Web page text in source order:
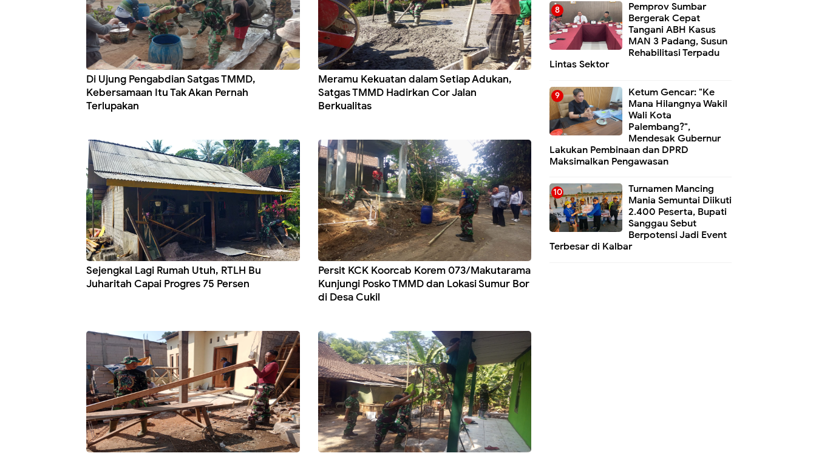
Di Ujung Pengabdian Satgas TMMD,
Kebersamaan Itu Tak Akan Pernah
Terlupakan
Meramu Kekuatan dalam Setiap Adukan,
Satgas TMMD Hadirkan Cor Jalan
Berkualitas
Sejengkal Lagi Rumah Utuh, RTLH Bu
Juharitah Capai Progres 75 Persen
Persit KCK Koorcab Korem 073/Makutarama
Kunjungi Posko TMMD dan Lokasi Sumur Bor
di Desa Cukil
Pemprov Sumbar
Bergerak Cepat
Tangani ABH Kasus
MAN 3 Padang, Susun
Rehabilitasi Terpadu
Lintas Sektor
Ketum Gencar: "Ke
Mana Hilangnya Wakil
Wali Kota
Palembang?",
Mendesak Gubernur
Lakukan Pembinaan dan DPRD
Maksimalkan Pengawasan
Turnamen Mancing
Mania Semuntai Diikuti
2.400 Peserta, Bupati
Sanggau Sebut
Berpotensi Jadi Event
Terbesar di Kalbar